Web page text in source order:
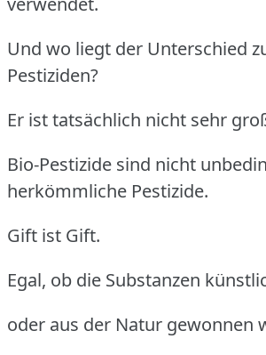
Und wo liegt der Unterschied
Pestiziden?
Er ist tatsächlich nicht sehr
Bio-Pestizide sind nicht
herkömmliche Pestizide.
Gift ist Gift.
Egal, ob die Substanzen
oder aus der Natur gewonnen